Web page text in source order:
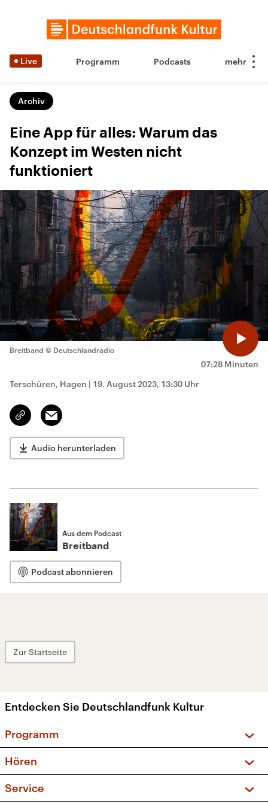
Live Programm Podcasts
Archiv
Eine App für alles: Warum das
Konzept im Westen nicht
funktioniert
07:28 Minuten
Breitband © Deutschlandradio
Terschüren, Hagen | 19. August 2023, 13:30 Uhr
Link
kopieren/teilen
Email
Audio herunterladen
Aus dem Podcast
Breitband
Podcast abonnieren
Zur Startseite
Entdecken Sie Deutschlandfunk Kultur
Programm
Sendungen und Podcasts
Musikliste
Hören
Service